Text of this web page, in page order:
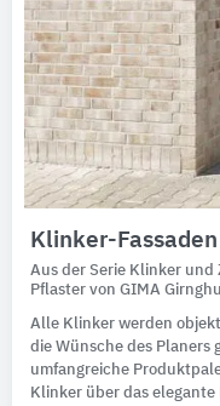
Klinker-Fassaden
Aus der Serie Klinker und
Pflaster von GIMA
Alle Klinker werden
die Wünsche des Planers
umfangreiche
Klinker über das